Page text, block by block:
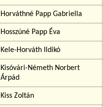
Horváthné Papp Gabriella
Hosszúné Papp Éva
Kele-Horváth Ildikó
Kisóvári-Németh Norbert
Árpád
Kiss Zoltán